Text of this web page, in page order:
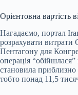
Орієнтовна вартість
Нагадаємо, портал
розрахувати
Пентагону для
операція
становила приблизно
тобто понад 11,5